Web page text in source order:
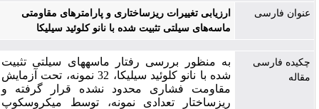
عنوان فارسی
ارزیابی تغییرات ریزساختاری و پارامترهای مقاومتی
ماسه‌های سیلتی تثبیت شده با نانو کلوئید سیلیکا
چکیده فارسی
مقاله
به منظور بررسی رفتار ماسه­های سیلتی تثبیت
شده با نانو کلوئید سیلیکا، 32 نمونه، تحت آزمایش
مقاومت فشاری محدود نشده قرار گرفته و
ریزساختار تعدادی نمونه، توسط میکروسکوپ